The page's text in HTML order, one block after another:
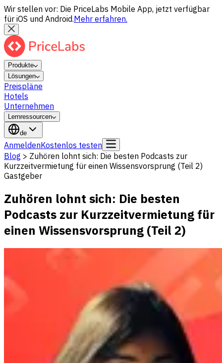
Wir stellen vor: Die PriceLabs Mobile App, jetzt verfügbar
für iOS und Android.Mehr erfahren.
Produkte
Lösungen
Preispläne
Hotels
Unternehmen
Lernressourcen
de
AnmeldenKostenlos testen
Blog > Zuhören lohnt sich: Die besten Podcasts zur
Kurzzeitvermietung für einen Wissensvorsprung (Teil 2)
Gastgeber
Zuhören lohnt sich: Die besten
Podcasts zur Kurzzeitvermietung für
einen Wissensvorsprung (Teil 2)